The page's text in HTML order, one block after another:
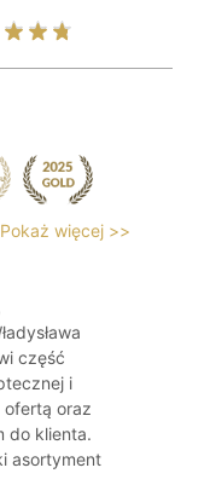
Pokaż więcej >>
część
i
oraz
do klienta.
asortyment